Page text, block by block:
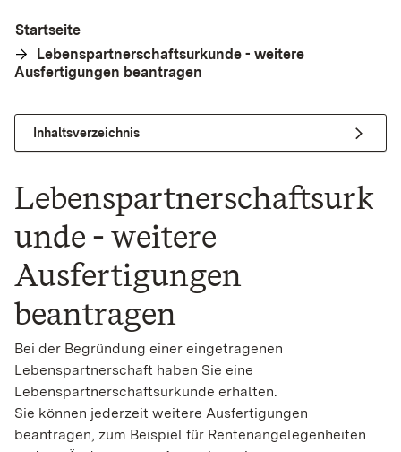
Startseite
Lebenspartnerschaftsurkunde - weitere
Ausfertigungen beantragen
Inhaltsverzeichnis
Lebenspartnerschaftsurk
unde - weitere
Ausfertigungen
beantragen
Bei der Begründung einer eingetragenen
Lebenspartnerschaft haben Sie eine
Lebenspartnerschaftsurkunde erhalten.
Sie können jederzeit weitere Ausfertigungen
beantragen, zum Beispiel für Rentenangelegenheiten